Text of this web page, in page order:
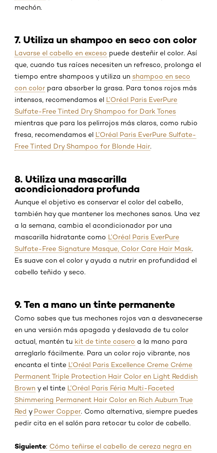
mechón.
7. Utiliza un shampoo en seco con color
Lavarse el cabello en exceso puede desteñir el color. Así
que, cuando tus raíces necesiten un refresco, prolonga el
tiempo entre shampoos y utiliza un shampoo en seco
con color para absorber la grasa. Para tonos rojos más
intensos, recomendamos el L’Oréal Paris EverPure
Sulfate-Free Tinted Dry Shampoo for Dark Tones
mientras que para los pelirrojos más claros, como rubio
fresa, recomendamos el L’Oréal Paris EverPure Sulfate-
Free Tinted Dry Shampoo for Blonde Hair.
8. Utiliza una mascarilla
acondicionadora profunda
Aunque el objetivo es conservar el color del cabello,
también hay que mantener los mechones sanos. Una vez
a la semana, cambia el acondicionador por una
mascarilla hidratante como L’Oréal Paris EverPure
Sulfate-Free Signature Masque, Color Care Hair Mask.
Es suave con el color y ayuda a nutrir en profundidad el
cabello teñido y seco.
9. Ten a mano un tinte permanente
Como sabes que tus mechones rojos van a desvanecerse
en una versión más apagada y deslavada de tu color
actual, mantén tu kit de tinte casero a la mano para
arreglarlo fácilmente. Para un color rojo vibrante, nos
encanta el tinte L’Oréal Paris Excellence Creme Créme
Permanent Triple Protection Hair Color en Light Reddish
Brown y el tinte L’Oréal Paris Féria Multi-Faceted
Shimmering Permanent Hair Color en Rich Auburn True
Red y Power Copper. Como alternativa, siempre puedes
pedir cita en el salón para retocar tu color de cabello.
Siguiente: Cómo teñirse el cabello de cereza negra en